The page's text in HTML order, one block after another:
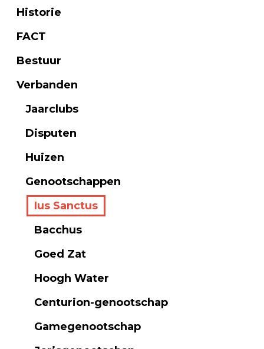
Historie
FACT
Bestuur
Verbanden
Jaarclubs
Disputen
Huizen
Genootschappen
Ius Sanctus
Bacchus
Goed Zat
Hoogh Water
Centurion-genootschap
Gamegenootschap